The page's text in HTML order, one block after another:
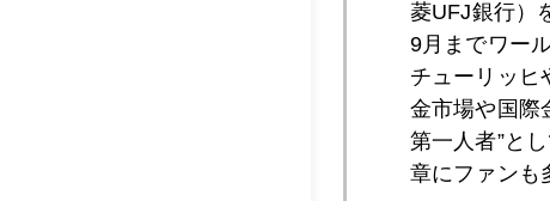
2017年06月28
菱UFJ銀行）
9月までワー
チューリッヒ
金市場や国際
第一人者”と
章にファンも